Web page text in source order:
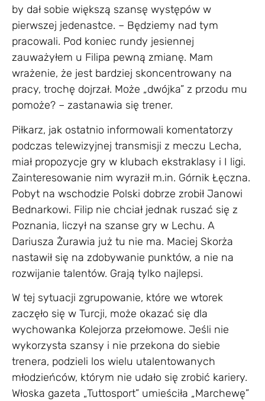
by dał sobie większą szansę występów w
pierwszej jedenastce. – Będziemy nad tym
pracowali. Pod koniec rundy jesiennej
zauważyłem u Filipa pewną zmianę. Mam
wrażenie, że jest bardziej skoncentrowany na
pracy, trochę dojrzał. Może „dwójka” z przodu mu
pomoże? – zastanawia się trener.
Piłkarz, jak ostatnio informowali komentatorzy
podczas telewizyjnej transmisji z meczu Lecha,
miał propozycje gry w klubach ekstraklasy i I ligi.
Zainteresowanie nim wyraził m.in. Górnik Łęczna.
Pobyt na wschodzie Polski dobrze zrobił Janowi
Bednarkowi. Filip nie chciał jednak ruszać się z
Poznania, liczył na szanse gry w Lechu. A
Dariusza Żurawia już tu nie ma. Maciej Skorża
nastawił się na zdobywanie punktów, a nie na
rozwijanie talentów. Grają tylko najlepsi.
W tej sytuacji zgrupowanie, które we wtorek
zaczęło się w Turcji, może okazać się dla
wychowanka Kolejorza przełomowe. Jeśli nie
wykorzysta szansy i nie przekona do siebie
trenera, podzieli los wielu utalentowanych
młodzieńców, którym nie udało się zrobić kariery.
Włoska gazeta „Tuttosport” umieściła „Marchewę”